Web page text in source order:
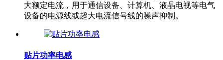
大额定电流，用于通信设备、计算机、液晶电视等电气
设备的电源线或超大电流信号线的噪声抑制。
贴片功率电感